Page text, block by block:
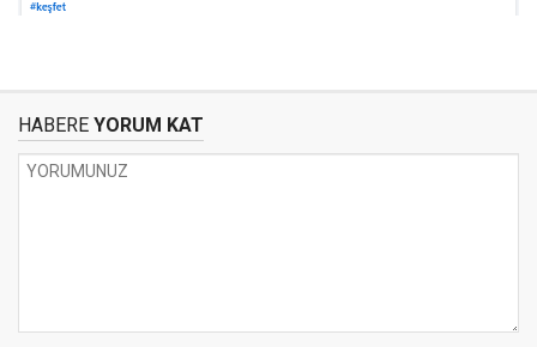
HABERE YORUM KAT